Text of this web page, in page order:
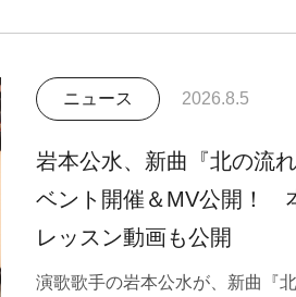
ニュース 2026.8.5
岩本公水、新曲『北の流
ベント開催＆MV公開！
レッスン動画も公開
演歌歌手の岩本公水が、新曲『